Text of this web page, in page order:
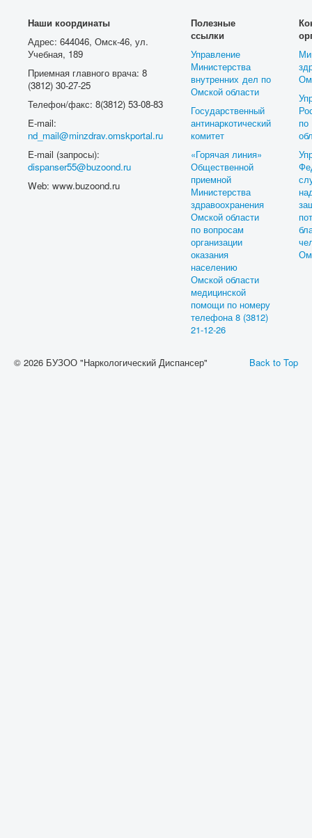
Наши координаты
Адрес: 644046, Омск-46, ул.
Учебная, 189
Приемная главного врача: 8
(3812) 30-27-25
Телефон/факс: 8(3812) 53-08-83
E-mail:
nd_mail@minzdrav.omskportal.ru
E-mail (запросы):
dispanser55@buzoond.ru
Web: www.buzoond.ru
Полезные
ссылки
Управление
Министерства
внутренних дел по
Омской области
Государственный
антинаркотический
комитет
«Горячая линия»
Общественной
приемной
Министерства
здравоохранения
Омской области
по вопросам
организации
оказания
населению
Омской области
медицинской
помощи по номеру
телефона 8 (3812)
21-12-26
Back to Top
© 2026 БУЗОО "Наркологический Диспансер"